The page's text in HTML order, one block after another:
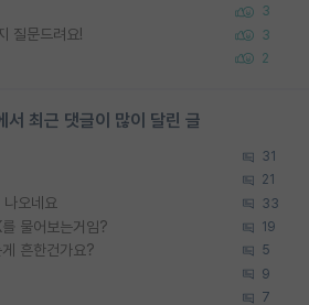
3
질문드려요! 3
2
서 최근 댓글이 많이 달린 글
31
21
오네요 33
물어보는거임? 19
흔한건가요? 5
9
7